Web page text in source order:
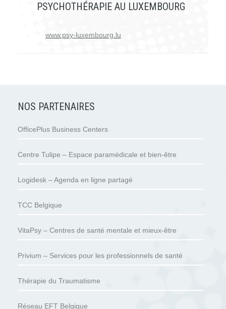
PSYCHOTHÉRAPIE AU LUXEMBOURG
www.psy-luxembourg.lu
NOS PARTENAIRES
OfficePlus Business Centers
Centre Tulipe – Espace paramédicale et bien-être
Logidesk – Agenda en ligne partagé
TCC Belgique
VitaPsy – Centres de santé mentale et mieux-être
Privium – Services pour les professionnels de santé
Thérapie du Traumatisme
Réseau EFT Belgique